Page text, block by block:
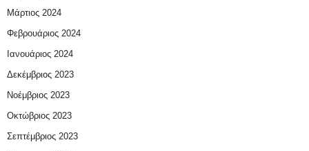
Μάρτιος 2024
Φεβρουάριος 2024
Ιανουάριος 2024
Δεκέμβριος 2023
Νοέμβριος 2023
Οκτώβριος 2023
Σεπτέμβριος 2023